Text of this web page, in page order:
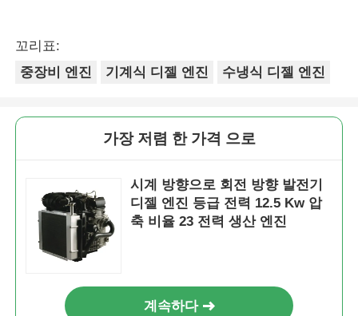
꼬리표:
중장비 엔진
기계식 디젤 엔진 수냉식 디젤 엔진
가장 저렴 한 가격 으로
시계 방향으로 회전 방향 발전기
디젤 엔진 등급 전력 12.5 Kw 압
축 비율 23 전력 생산 엔진
계속하다